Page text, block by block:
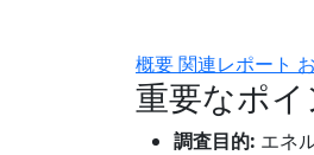
概要関連レポート
重要なポイ
調査目的: エネ